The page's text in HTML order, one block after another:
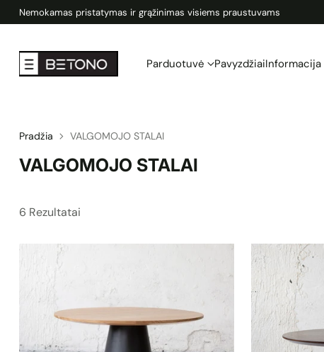
Parduotuvė PavyzdžiaiInformacija
Kruopščiai pagaminta Lietuvoje | Aukščiausia kokybė | 15 skirtingų
Pradžia VALGOMOJO STALAI
VALGOMOJO STALAI
6 Rezultatai